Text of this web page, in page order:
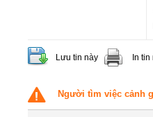
Lưu tin này In tin
Người tìm việc cảnh